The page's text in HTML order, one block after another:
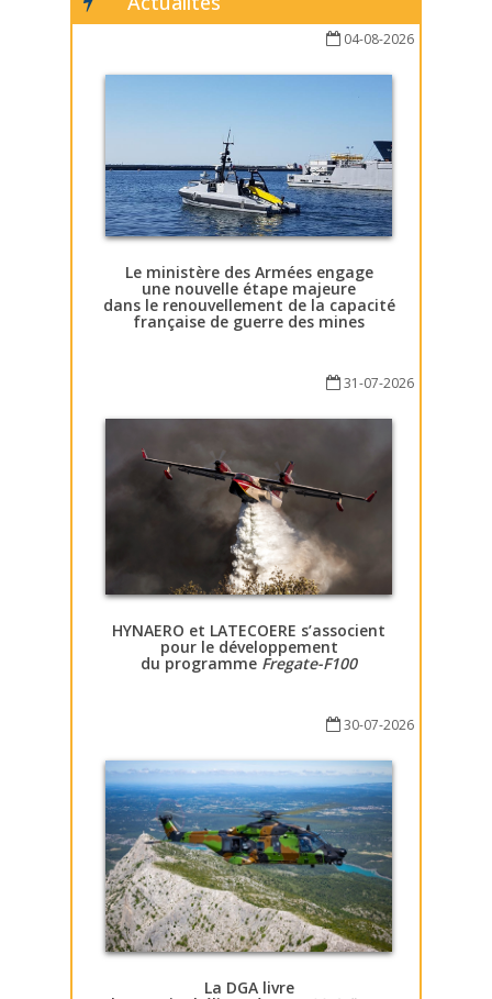
04-08-2026
Le ministère des Armées engage
une nouvelle étape majeure
dans le renouvellement de la capacité
française de guerre des mines
31-07-2026
HYNAERO et LATECOERE s’associent
pour le développement
du programme Fregate-F100
30-07-2026
La DGA livre